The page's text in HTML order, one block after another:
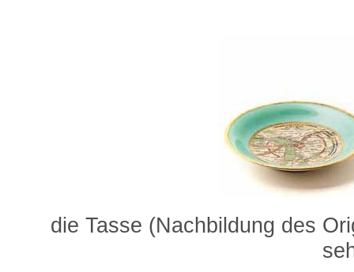
die Tasse (Nachbildung des